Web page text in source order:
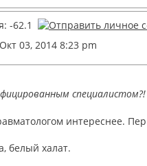
03, 2014 8:23 pm
специалистом?!
интереснее.
белый халат.